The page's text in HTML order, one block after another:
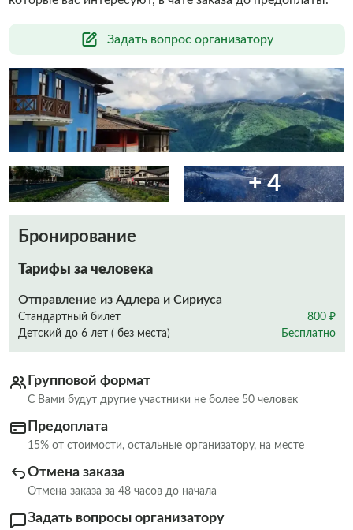
Задать вопрос организатору
+ 4
Бронирование
Тарифы за человека
Отправление из Адлера и Сириуса
Стандартный билет
800 ₽
Детский до 6 лет ( без места)
Бесплатно
Групповой формат
С Вами будут другие участники не более 50 человек
Предоплата
15% от стоимости, остальные организатору, на месте
Отмена заказа
Отмена заказа за 48 часов до начала
Задать вопросы организатору